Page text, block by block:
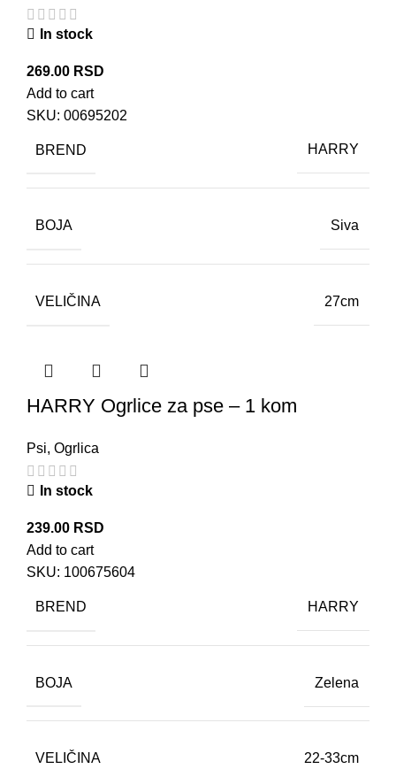
In stock
269.00 RSD
Add to cart
SKU: 00695202
BREND HARRY
BOJA Siva
VELIČINA 27cm
HARRY Ogrlice za pse – 1 kom
Psi, Ogrlica
In stock
239.00 RSD
Add to cart
SKU: 100675604
BREND HARRY
BOJA Zelena
VELIČINA 22-33cm